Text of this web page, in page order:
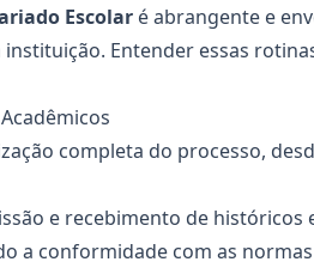
Escolar é abrangente e
Entender essas
completa do processo,
e recebimento de históricos
a conformidade com as